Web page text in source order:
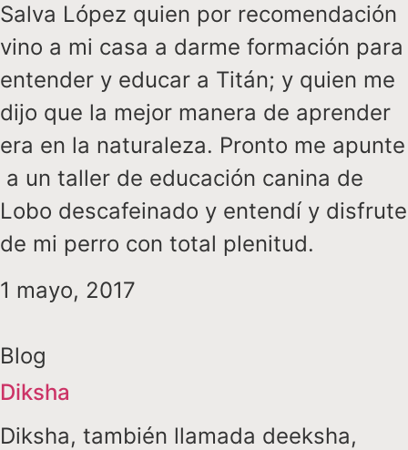
Salva López quien por recomendación
vino a mi casa a darme formación para
entender y educar a Titán; y quien me
dijo que la mejor manera de aprender
era en la naturaleza. Pronto me apunte
a un taller de educación canina de
Lobo descafeinado y entendí y disfrute
de mi perro con total plenitud.
1 mayo, 2017
Blog
Diksha
Diksha, también llamada deeksha,